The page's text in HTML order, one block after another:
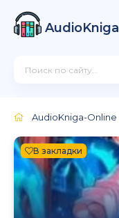
AudioKniga
AudioKniga-Online
В закладки